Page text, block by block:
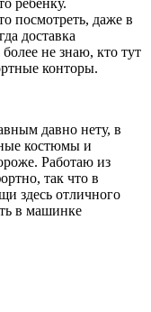
посмотреть, даже в
доставка
не знаю, кто тут
конторы.
давно нету, в
костюмы и
Работаю из
так что в
здесь отличного
в машинке